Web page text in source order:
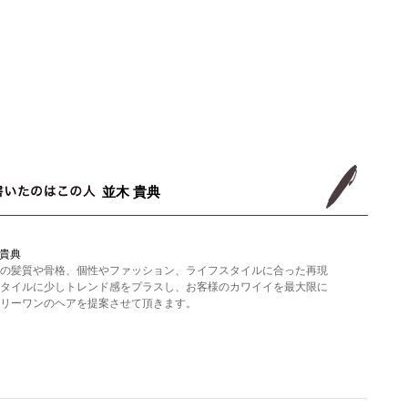
並木 貴典
典
髪質や骨格、個性やファッション、ライフスタイルに合った再現
イルに少しトレンド感をプラスし、お客様のカワイイを最大限に
ーワンのヘアを提案させて頂きます。